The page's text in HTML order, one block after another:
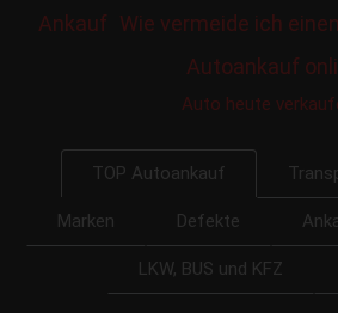
Ankauf Wie vermeide ich
Autoankauf
Auto heute
TOP Autoankauf
Marken Defekte
LKW, BUS und KFZ